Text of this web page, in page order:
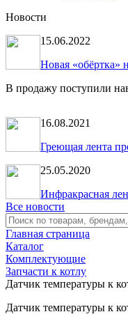
Новости
15.06.2022
Новая «обёртка»
В продажу поступили
16.08.2021
Греющая лента
25.05.2020
Инфракрасная
Все новости
Главная страница
Каталог
Комплектующие
Запчасти к котлу
Датчик температуры к
Датчик температуры к